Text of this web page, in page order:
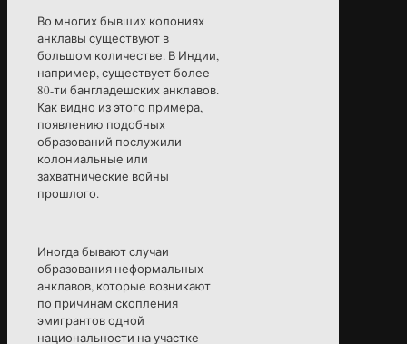
Во многих бывших колониях
анклавы существуют в
большом количестве. В Индии,
например, существует более
80-ти бангладешских анклавов.
Как видно из этого примера,
появлению подобных
образований послужили
колониальные или
захватнические войны
прошлого.
Иногда бывают случаи
образования неформальных
анклавов, которые возникают
по причинам скопления
эмигрантов одной
национальности на участке